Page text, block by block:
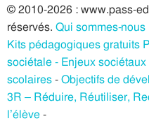
© 2010-2026 : www.pass-
réservés. Qui sommes-nous
Kits pédagogiques gratuits
sociétale - Enjeux
scolaires-Objectifs de
3R – Réduire, Réutiliser,
l’élève-